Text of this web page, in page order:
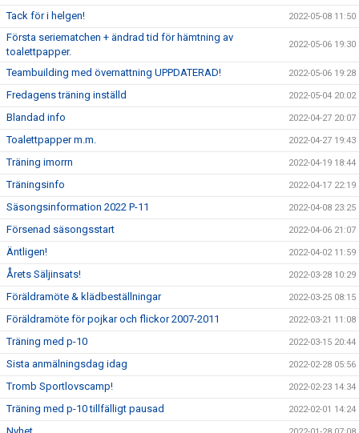
Tack för i helgen! 2022-05-08 11:50
Första seriematchen + ändrad tid för hämtning av
toalettpapper.
2022-05-06 19:30
Teambuilding med övernattning UPPDATERAD! 2022-05-06 19:28
Fredagens träning inställd 2022-05-04 20:02
Blandad info 2022-04-27 20:07
Toalettpapper m.m. 2022-04-27 19:43
Träning imorrn 2022-04-19 18:44
Träningsinfo 2022-04-17 22:19
Säsongsinformation 2022 P-11 2022-04-08 23:25
Försenad säsongsstart 2022-04-06 21:07
Äntligen! 2022-04-02 11:59
Årets Säljinsats! 2022-03-28 10:29
Föräldramöte & klädbeställningar 2022-03-25 08:15
Föräldramöte för pojkar och flickor 2007-2011 2022-03-21 11:08
Träning med p-10 2022-03-15 20:44
Sista anmälningsdag idag 2022-02-28 05:56
Tromb Sportlovscamp! 2022-02-23 14:34
Träning med p-10 tillfälligt pausad 2022-02-01 14:24